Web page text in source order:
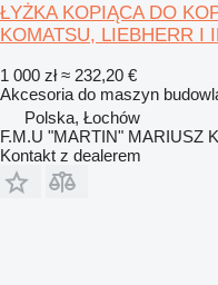
ŁYŻKA KOPIĄCA DO
KOMATSU, LIEBHERR I
1 000 zł ≈ 232,20 €
Akcesoria do maszyn
Polska, Łochów
F.M.U "MARTIN" MARIUSZ
Kontakt z dealerem